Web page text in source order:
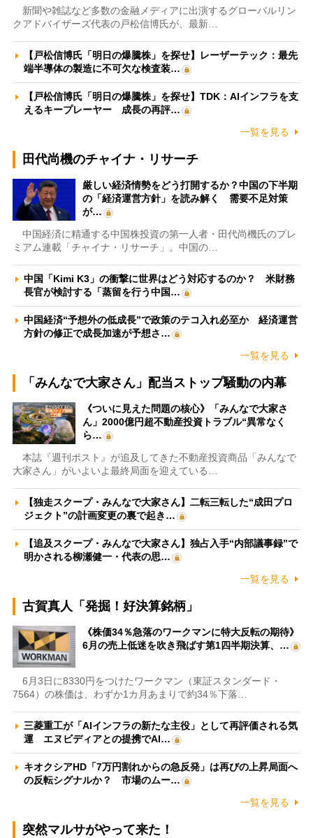
新聞や雑誌など多数の金融メディアに出演するグローバルリン
クアドバイザーズ代表の戸松信博氏が、最新…
【戸松信博氏「明日の爆騰株」を探せ】レーザーテック：最先
端半導体の製造に不可欠な検査装…
【戸松信博氏「明日の爆騰株」を探せ】TDK：AIインフラを支
えるキープレーヤー 成長の再評…
一覧を見る
田代尚機のチャイナ・リサーチ
厳しい経済情勢をどう打開するか？中国の下半期
の「経済運営方針」を読み解く 需要不足対策
が…
中国経済に精通する中国株投資の第一人者・田代尚機氏のプレ
ミアム連載「チャイナ・リサーチ」。中国の…
中国「Kimi K3」の衝撃に世界はどう対応するのか？ 米財務
長官が検討する「蒸留を行う中国…
中国経済“予想外の低成長”で政策のテコ入れ必至か 経済運営
方針の修正で成長加速が予想さ…
一覧を見る
「みんなで大家さん」配当ストップ騒動の内幕
《ついに見えた問題の核心》「みんなで大家さ
ん」2000億円超不動産投資トラブル“異常なく
ら…
本誌『週刊ポスト』が追及してきた不動産投資商品「みんなで
大家さん」がいよいよ最終局面を迎えている…
【独走スクープ・みんなで大家さん】二転三転した“成田プロ
ジェクト”の計画変更の裏で起き…
【追及スクープ・みんなで大家さん】独占入手“内部議事録”で
明かされる柳瀬健一・代表の思…
一覧を見る
古賀真人「発掘！好決算銘柄」
《株価34％急落のワークマンに特大反転の期待》
6月の売上低迷を吹き飛ばす第1四半期決算、…
6月3日に8330円をつけたワークマン（東証スタンダード・
7564）の株価は、わずか1カ月あまりで約34％下落…
三菱重工が「AIインフラの新たな主役」として再評価される気
運 エヌビディアとの提携でAI…
キオクシアHD「7万円割れからの急反発」は再びの上昇局面へ
の反転シグナルか？ 市場のムー…
一覧を見る
突然マルサがやって来た！